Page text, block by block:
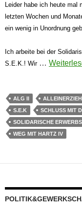
Leider habe ich heute
letzten Wochen und
ein wenig in Unordnung
Ich arbeite bei der
S.E.K.! Wir …
ALG II
S.E.K
SCHLUSS MIT
SOLIDARISCHE
WEG MIT HARTZ IV